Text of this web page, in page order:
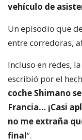
vehículo de
Un episodio que
entre corredoras,
Incluso en redes,
escribió por el
coche Shimano
Francia… ¡Casi
no me extraña
final“.